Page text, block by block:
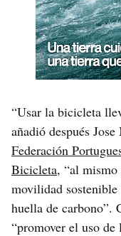
“Usar la bicicleta
añadió después
Federación
Bicicleta, “al
movilidad
huella de carbono”.
“promover el uso